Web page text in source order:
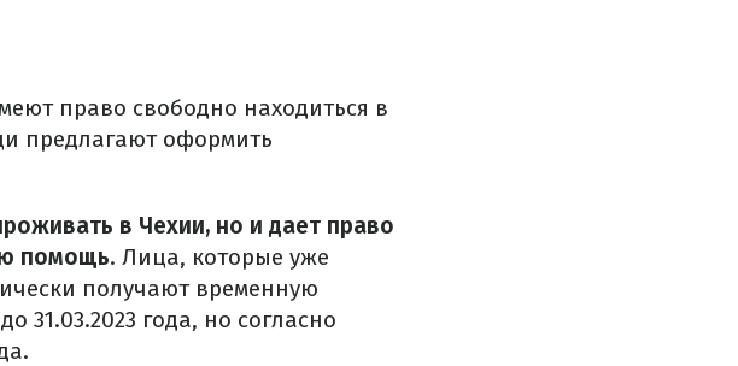
право свободно находиться в
предлагают оформить
в Чехии, но и дает право
помощь. Лица, которые уже
получают временную
31.03.2023 года, но согласно